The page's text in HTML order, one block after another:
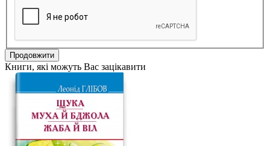
Продовжити
Книги, які можуть Вас зацікавити